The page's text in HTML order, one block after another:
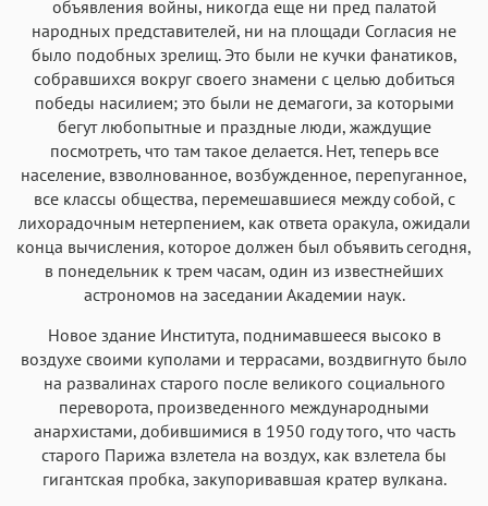
объявления войны, никогда еще ни пред палатой
народных представителей, ни на площади Согласия не
было подобных зрелищ. Это были не кучки фанатиков,
собравшихся вокруг своего знамени с целью добиться
победы насилием; это были не демагоги, за которыми
бегут любопытные и праздные люди, жаждущие
посмотреть, что там такое делается. Нет, теперь все
население, взволнованное, возбужденное, перепуганное,
все классы общества, перемешавшиеся между собой, с
лихорадочным нетерпением, как ответа оракула, ожидали
конца вычисления, которое должен был объявить сегодня,
в понедельник к трем часам, один из известнейших
астрономов на заседании Академии наук.
Новое здание Института, поднимавшееся высоко в
воздухе своими куполами и террасами, воздвигнуто было
на развалинах старого после великого социального
переворота, произведенного международными
анархистами, добившимися в 1950 году того, что часть
старого Парижа взлетела на воздух, как взлетела бы
гигантская пробка, закупоривавшая кратер вулкана.